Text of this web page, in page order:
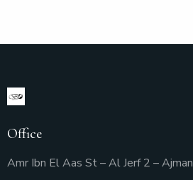
Office
Amr Ibn El Aas St – Al Jerf 2 – Ajman